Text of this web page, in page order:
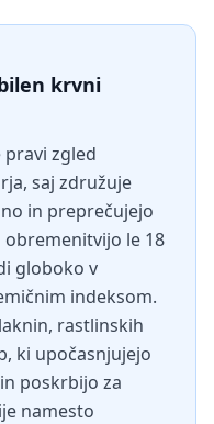
krvni
zgled
saj združuje
in preprečujejo
le 18
globoko v
indeksom.
rastlinskih
ki upočasnjujejo
poskrbijo za
namesto